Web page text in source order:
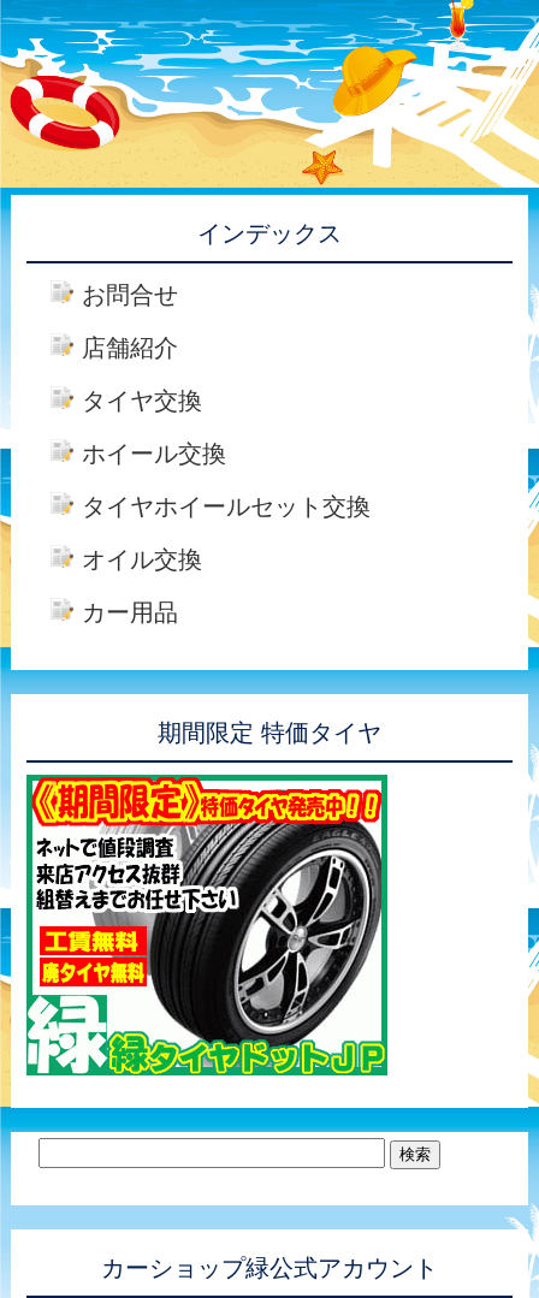
インデックス
お問合せ
店舗紹介
タイヤ交換
ホイール交換
タイヤホイールセット交換
オイル交換
カー用品
期間限定 特価タイヤ
カーショップ緑公式アカウント